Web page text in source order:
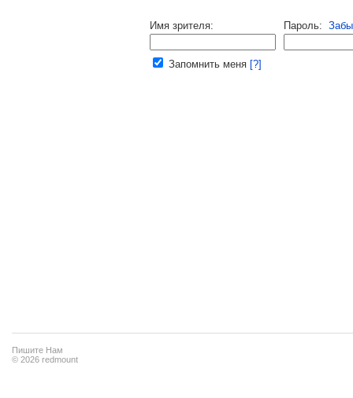
Имя зрителя: Пароль:
Запомнить меня [?]
Пишите Нам
© 2026 redmount